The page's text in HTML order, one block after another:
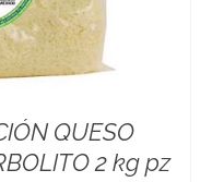
QUESO
2 kg pz